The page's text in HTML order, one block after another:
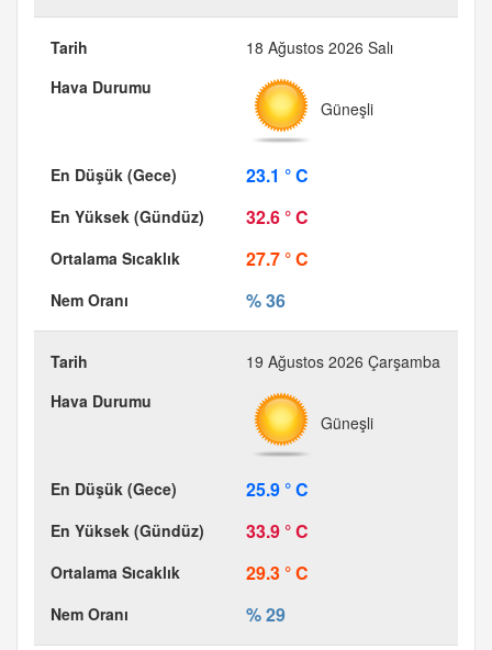
18 Ağustos 2026 Salı
Güneşli
23.1 ° C
32.6 ° C
27.7 ° C
% 36
19 Ağustos 2026 Çarşamba
Güneşli
25.9 ° C
33.9 ° C
29.3 ° C
% 29